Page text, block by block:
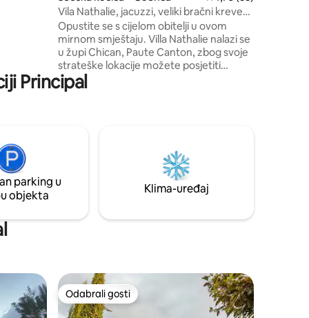
Vila Nathalie, jacuzzi, veliki bračni krevet
+ viseća ležaljka
Opustite se s cijelom obitelji u ovom
mirnom smještaju. Villa Nathalie nalazi se
u župi Chican, Paute Canton, zbog svoje
strateške lokacije možete posjetiti
Uzhupud (5 minuta), Paute, Gualaceo i
Chordeleg. Prekrasno mjesto, vrlo mirno,
cijenite prekrasne zalaske sunca i
krajolike koje smještaj nudi.
Principal
parking u
objekta
Klima-uređaj
Odabrali gosti
Odabrali gosti